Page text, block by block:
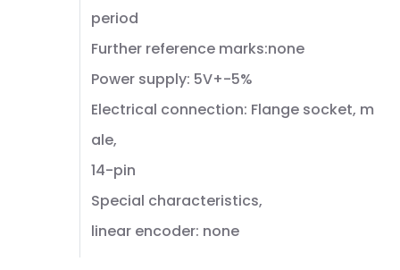
period
Further reference marks:none
Power supply: 5V+-5%
Electrical connection: Flange socket, m
ale,
14-pin
Special characteristics,
linear encoder: none